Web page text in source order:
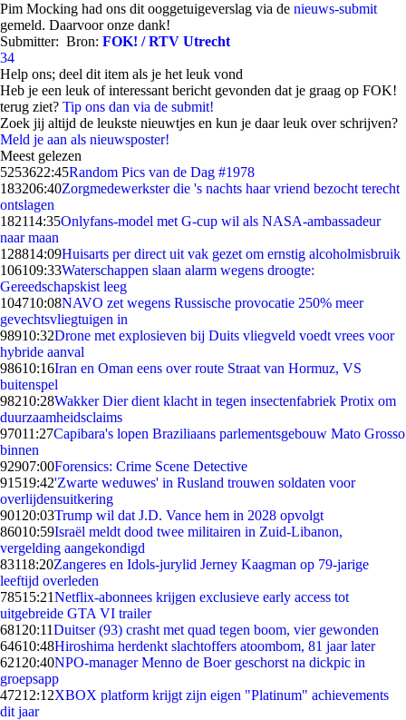
Pim Mocking had ons dit ooggetuigeverslag via de nieuws-submit
gemeld. Daarvoor onze dank!
Submitter: Bron: FOK! / RTV Utrecht
34
Help ons; deel dit item als je het leuk vond
Heb je een leuk of interessant bericht gevonden dat je graag op FOK!
terug ziet? Tip ons dan via de submit!
Zoek jij altijd de leukste nieuwtjes en kun je daar leuk over schrijven?
Meld je aan als nieuwsposter!
Meest gelezen
5253622:45Random Pics van de Dag #1978
183206:40Zorgmedewerkster die 's nachts haar vriend bezocht terecht
ontslagen
182114:35Onlyfans-model met G-cup wil als NASA-ambassadeur
naar maan
128814:09Huisarts per direct uit vak gezet om ernstig alcoholmisbruik
106109:33Waterschappen slaan alarm wegens droogte:
Gereedschapskist leeg
104710:08NAVO zet wegens Russische provocatie 250% meer
gevechtsvliegtuigen in
98910:32Drone met explosieven bij Duits vliegveld voedt vrees voor
hybride aanval
98610:16Iran en Oman eens over route Straat van Hormuz, VS
buitenspel
98210:28Wakker Dier dient klacht in tegen insectenfabriek Protix om
duurzaamheidsclaims
97011:27Capibara's lopen Braziliaans parlementsgebouw Mato Grosso
binnen
92907:00Forensics: Crime Scene Detective
91519:42'Zwarte weduwes' in Rusland trouwen soldaten voor
overlijdensuitkering
901 20:03Trump wil dat J.D. Vance hem in 2028 opvolgt
86010:59Israël meldt dood twee militairen in Zuid-Libanon,
vergelding aangekondigd
83118:20Zangeres en Idols-jurylid Jerney Kaagman op 79-jarige
leeftijd overleden
78515:21Netflix-abonnees krijgen exclusieve early access tot
uitgebreide GTA VI trailer
681 20:11Duitser (93) crasht met quad tegen boom, vier gewonden
64610:48Hiroshima herdenkt slachtoffers atoombom, 81 jaar later
621 20:40NPO-manager Menno de Boer geschorst na dickpic in
groepsapp
47212:12XBOX platform krijgt zijn eigen "Platinum" achievements
dit jaar